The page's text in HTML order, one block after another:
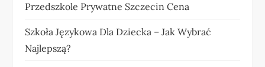
Przedszkole Prywatne Szczecin Cena
Szkoła Językowa Dla Dziecka – Jak Wybrać
Najlepszą?